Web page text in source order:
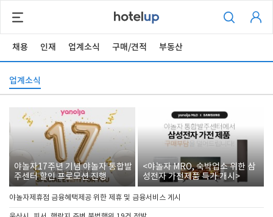
채용 인재 업계소식 구매/견적 부동산
업계소식
야놀자17주년 기념 야놀자 통합발
주센터 할인 프로모션 진행
<야놀자 MRO, 숙박업소 위한 삼
성전자 가전제품 특가 개시>
야놀자제휴점 금융혜택제공 위한 제휴 및 금융서비스 게시